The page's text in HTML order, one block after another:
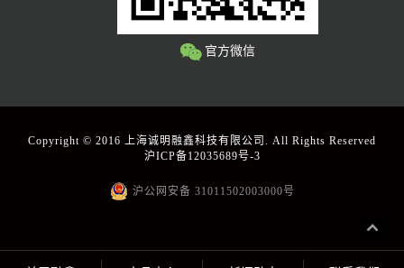
官方微信
Copyright © 2016 上海诚明融鑫科技有限公司. All Rights Reserved
沪ICP备12035689号-3
沪公网安备 31011502003000号